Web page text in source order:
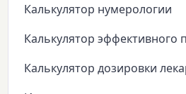
Калькулятор нумерологии
Калькулятор эффективного
Калькулятор дозировки